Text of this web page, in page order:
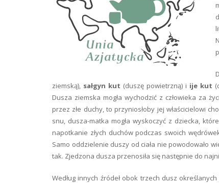
ziemską), sałgyn kut (duszę powietrzną) i ije kut
Dusza ziemska mogła wychodzić z człowieka za
przez złe duchy, to przyniosłoby jej właścicielowi
snu, dusza-matka mogła wyskoczyć z dziecka,
napotkanie złych duchów podczas swoich
Samo oddzielenie duszy od ciała nie powodowało
tak. Zjedzona dusza przenosiła się następnie do
Według innych źródeł obok trzech dusz